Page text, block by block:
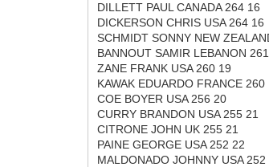
DILLETT PAUL CANADA 264 16
DICKERSON CHRIS USA 264 16
SCHMIDT SONNY NEW
BANNOUT SAMIR LEBANON
ZANE FRANK USA 260 19
KAWAK EDUARDO FRANCE 260
COE BOYER USA 256 20
CURRY BRANDON USA 255 21
CITRONE JOHN UK 255 21
PAINE GEORGE USA 252 22
MALDONADO JOHNNY USA 252